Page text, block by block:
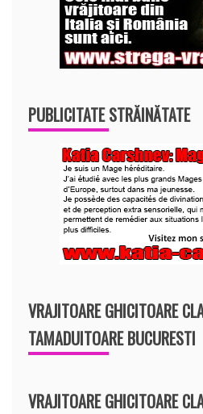
PUBLICITATE STRĂINĂTATE
VRAJITOARE GHICITOARE
TAMADUITOARE BUCURESTI
VRAJITOARE GHICITOARE